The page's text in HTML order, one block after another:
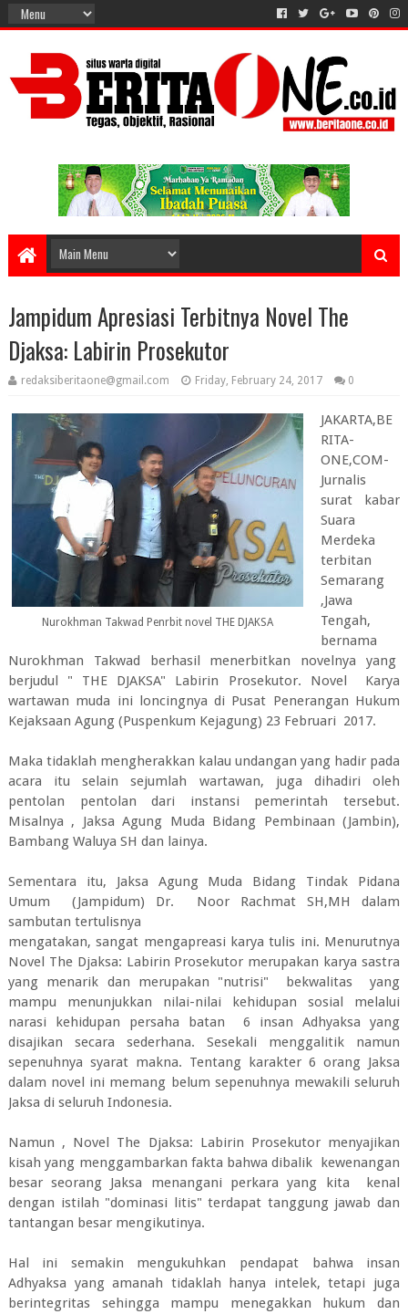
Jampidum Apresiasi Terbitnya Novel The
Djaksa: Labirin Prosekutor
redaksiberitaone@gmail.com Friday, February 24, 2017 0
Nurokhman Takwad Penrbit novel THE DJAKSA
JAKARTA,BE
RITA-
ONE,COM-
Jurnalis
surat kabar
Suara
Merdeka
terbitan
Semarang
,Jawa
Tengah,
bernama
Nurokhman Takwad berhasil menerbitkan novelnya yang
berjudul " THE DJAKSA" Labirin Prosekutor. Novel Karya
wartawan muda ini loncingnya di Pusat Penerangan Hukum
Kejaksaan Agung (Puspenkum Kejagung) 23 Februari 2017.
Maka tidaklah mengherakkan kalau undangan yang hadir pada
acara itu selain sejumlah wartawan, juga dihadiri oleh
pentolan pentolan dari instansi pemerintah tersebut.
Misalnya , Jaksa Agung Muda Bidang Pembinaan (Jambin),
Bambang Waluya SH dan lainya.
Sementara itu, Jaksa Agung Muda Bidang Tindak Pidana
Umum (Jampidum) Dr. Noor Rachmat SH,MH dalam
sambutan tertulisnya
mengatakan, sangat mengapreasi karya tulis ini. Menurutnya
Novel The Djaksa: Labirin Prosekutor merupakan karya sastra
yang menarik dan merupakan "nutrisi" bekwalitas yang
mampu menunjukkan nilai-nilai kehidupan sosial melalui
narasi kehidupan persaha batan 6 insan Adhyaksa yang
disajikan secara sederhana. Sesekali menggalitik namun
sepenuhnya syarat makna. Tentang karakter 6 orang Jaksa
dalam novel ini memang belum sepenuhnya mewakili seluruh
Jaksa di seluruh Indonesia.
Namun , Novel The Djaksa: Labirin Prosekutor menyajikan
kisah yang menggambarkan fakta bahwa dibalik kewenangan
besar seorang Jaksa menangani perkara yang kita kenal
dengan istilah "dominasi litis" terdapat tanggung jawab dan
tantangan besar mengikutinya.
Hal ini semakin mengukuhkan pendapat bahwa insan
Adhyaksa yang amanah tidaklah hanya intelek, tetapi juga
berintegritas sehingga mampu menegakkan hukum dan